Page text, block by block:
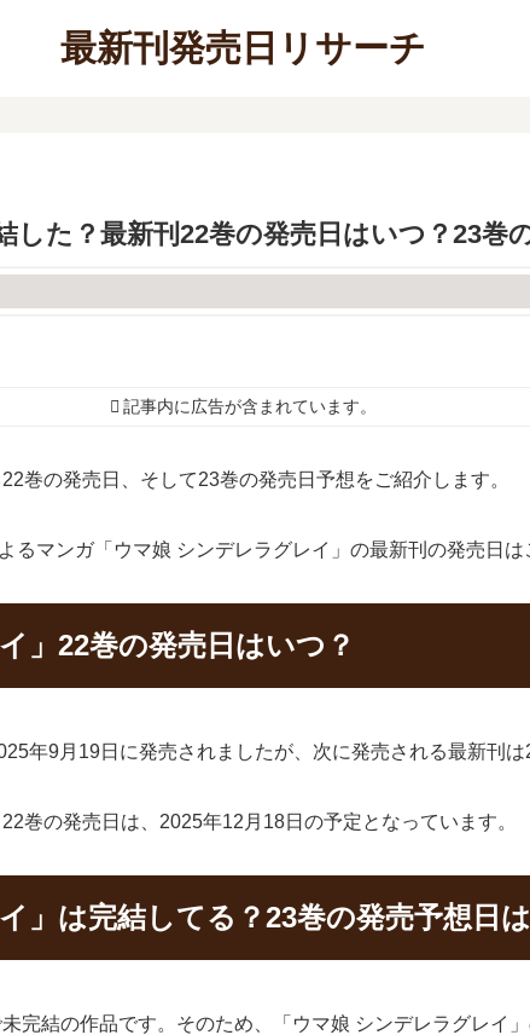
最新刊発売日リサーチ
した？最新刊22巻の発売日はいつ？23巻
記事内に広告が含まれています。
巻の発売日、そして23巻の発売日予想をご紹介します。
マンガ「ウマ娘 シンデレラグレイ」の最新刊の発売日は
」22巻の発売日はいつ？
年9月19日に発売されましたが、次に発売される最新刊は
巻の発売日は、2025年12月18日の予定となっています。
」は完結してる？23巻の発売予想日
完結の作品です。そのため、「ウマ娘 シンデレラグレイ